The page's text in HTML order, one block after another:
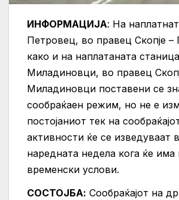
ИНФОРМАЦИЈА: На
Петровец, во правец Скопје –
како и на наплатаната станица
Миладиновци, во правец
Миладиновци поставени се
сообраќаен режим, но не е
постојаниот тек на
активности ќе се изведуваат
наредната недела кога ќе
временски услови.
СОСТОЈБА: Сообраќајот на